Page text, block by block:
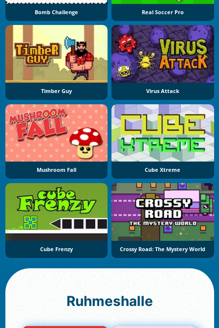
Bomb Challenge Real Soccer Pro
Timber Guy Virus Attack
Mushroom Fall Cube Xtreme
Cube Frenzy Crossy Road: The Mystery World
Ruhmeshalle